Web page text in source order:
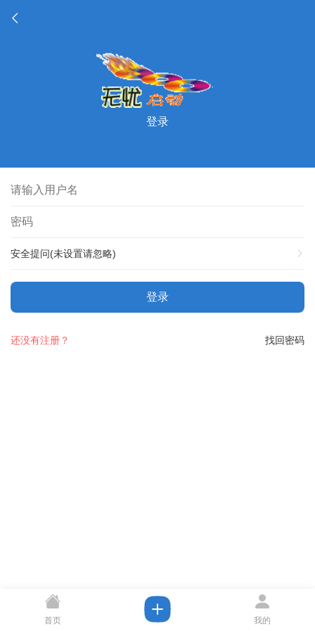
登录
安全提问(未设置请忽略)
登录
找回密码
还没有注册？
首页 我的